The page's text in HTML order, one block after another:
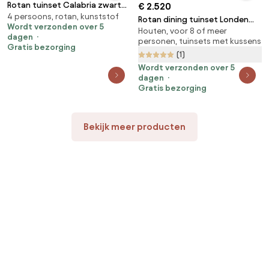
Rotan tuinset Calabria zwart
Garden Point
4 persoons, rotan, kunststof
Wordt verzonden over 5
dagen
Gratis bezorging
€ 2.520
Rotan dining tuinset Londen
voor 8 personen Garden Point
beige
Houten, voor 8 of meer
personen, tuinsets met kussens
(1)
Wordt verzonden over 5
dagen
Gratis bezorging
Bekijk meer producten